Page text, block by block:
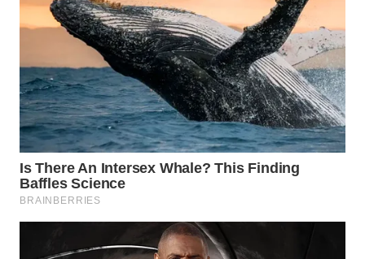
WN
KEPULAUAN
WN
TANGERANG
WN
BINJAI